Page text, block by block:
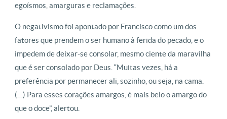
egoísmos, amarguras e reclamações.
O negativismo foi apontado por Francisco como um dos
fatores que prendem o ser humano à ferida do pecado, e o
impedem de deixar-se consolar, mesmo ciente da maravilha
que é ser consolado por Deus. “Muitas vezes, há a
preferência por permanecer ali, sozinho, ou seja, na cama.
(…) Para esses corações amargos, é mais belo o amargo do
que o doce”, alertou.